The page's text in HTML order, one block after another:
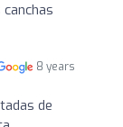
8 years
de